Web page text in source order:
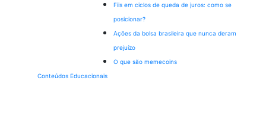
Fiis em ciclos de queda de juros: como se
posicionar?
Ações da bolsa brasileira que nunca deram
prejuízo
O que são memecoins
Conteúdos Educacionais